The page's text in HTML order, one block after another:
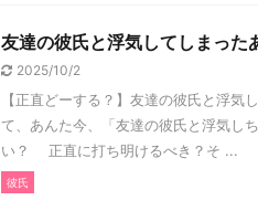
友達の彼氏と浮気してしまった
2025/10/2
【正直どーする？】友達の彼氏と浮
て、あんた今、「友達の彼氏と浮気し
い？ 正直に打ち明けるべき？そ ...
彼氏